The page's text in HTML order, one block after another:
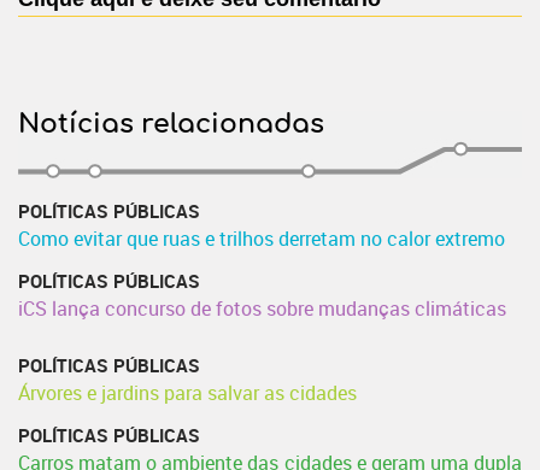
Notícias relacionadas
POLÍTICAS PÚBLICAS
Como evitar que ruas e trilhos derretam no calor extremo
POLÍTICAS PÚBLICAS
iCS lança concurso de fotos sobre mudanças climáticas
POLÍTICAS PÚBLICAS
Árvores e jardins para salvar as cidades
POLÍTICAS PÚBLICAS
Carros matam o ambiente das cidades e geram uma dupla